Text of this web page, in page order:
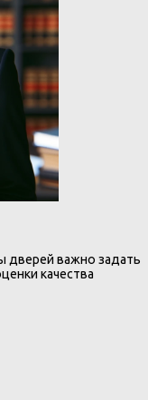
дверей важно задать
качества